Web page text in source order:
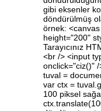
gibi eksenler
döndürülmüş
örnek:
height="200"
Tarayıcınız
<br /> <input
onclick="ciz()"
tuval =
var ctx =
100 piksel